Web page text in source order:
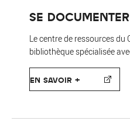
SE DOCUMENTER
Le centre de ressources du
bibliothèque spécialisée
EN SAVOIR +